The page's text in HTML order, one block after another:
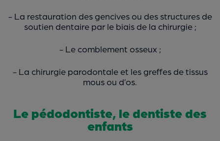
- La restauration des gencives ou des structures de
soutien dentaire par le biais de la chirurgie ;
- Le comblement osseux ;
- La chirurgie parodontale et les greffes de tissus
mous ou d’os.
Le pédodontiste, le dentiste des
enfants